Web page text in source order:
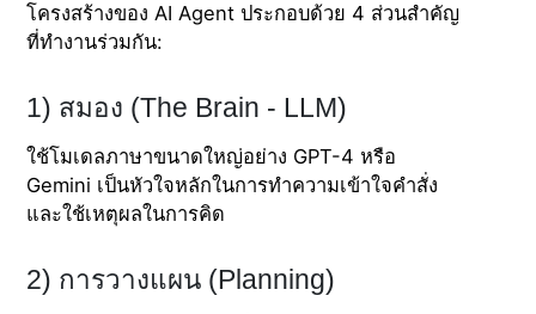
โครงสร้างของ AI Agent ประกอบด้วย 4 ส่วนสำคัญ
ที่ทำงานร่วมกัน:
1) สมอง (The Brain - LLM)
ใช้โมเดลภาษาขนาดใหญ่อย่าง GPT-4 หรือ
Gemini เป็นหัวใจหลักในการทำความเข้าใจคำสั่ง
และใช้เหตุผลในการคิด
2) การวางแผน (Planning)